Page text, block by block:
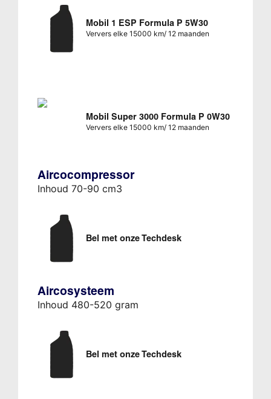
Mobil 1 ESP Formula P 5W30
Ververs elke 15000 km/ 12 maanden
Mobil Super 3000 Formula P 0W30
Ververs elke 15000 km/ 12 maanden
Aircocompressor
Inhoud 70-90 cm3
Bel met onze Techdesk
Aircosysteem
Inhoud 480-520 gram
Bel met onze Techdesk